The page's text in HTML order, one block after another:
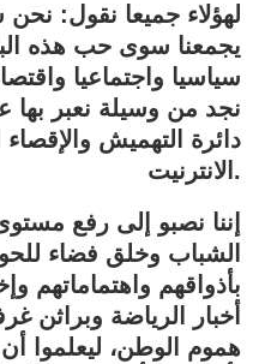
لهؤلاء جميعا نقول:
يجمعنا سوى حب هذه
سياسيا واجتماعيا
نجد من وسيلة نعبر بها
دائرة التهميش
الانترنيت.
إننا نصبو إلى رفع
الشباب وخلق فضاء
بأذواقهم واهتماماتهم
أخبار الرياضة
هموم الوطن، ليعلموا